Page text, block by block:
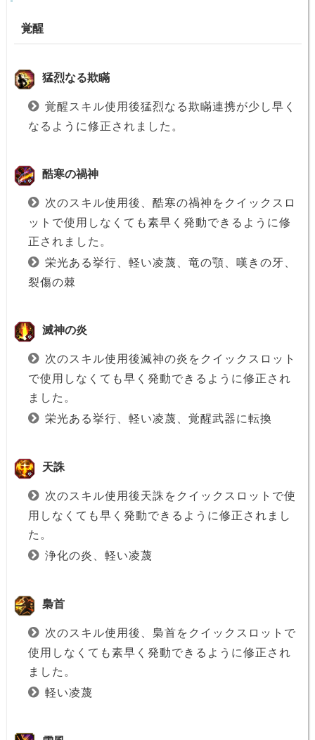
覚醒
猛烈なる欺瞞
覚醒スキル使用後猛烈なる欺瞞連携が少し早く
なるように修正されました。
酷寒の禍神
次のスキル使用後、酷寒の禍神をクイックスロ
ットで使用しなくても素早く発動できるように修
正されました。
栄光ある挙行、軽い凌蔑、竜の顎、嘆きの牙、
裂傷の棘
滅神の炎
次のスキル使用後滅神の炎をクイックスロット
で使用しなくても早く発動できるように修正され
ました。
栄光ある挙行、軽い凌蔑、覚醒武器に転換
天誅
次のスキル使用後天誅をクイックスロットで使
用しなくても早く発動できるように修正されまし
た。
浄化の炎、軽い凌蔑
梟首
次のスキル使用後、梟首をクイックスロットで
使用しなくても素早く発動できるように修正され
ました。
軽い凌蔑